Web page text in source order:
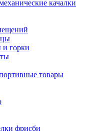
качалки
и горки
товары
фрисби